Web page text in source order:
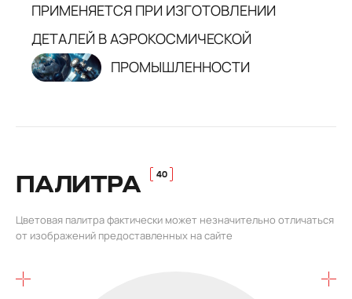
ПРИМЕНЯЕТСЯ ПРИ ИЗГОТОВЛЕНИИ
ДЕТАЛЕЙ В АЭРОКОСМИЧЕСКОЙ
ПРОМЫШЛЕННОСТИ
ПАЛИТРА
Цветовая палитра фактически может незначительно отличаться
от изображений предоставленных на сайте